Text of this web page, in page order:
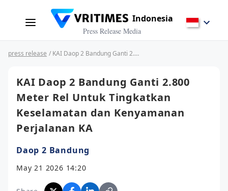
Indonesia
Press Release Media
press release / KAI Daop 2 Bandung Ganti 2.800 Meter Rel Untuk Tingkatkan Keselamatan dan Kenyamanan Perjalanan KA
KAI Daop 2 Bandung Ganti 2.800
Meter Rel Untuk Tingkatkan
Keselamatan dan Kenyamanan
Perjalanan KA
Daop 2 Bandung
May 21 2026 14:20